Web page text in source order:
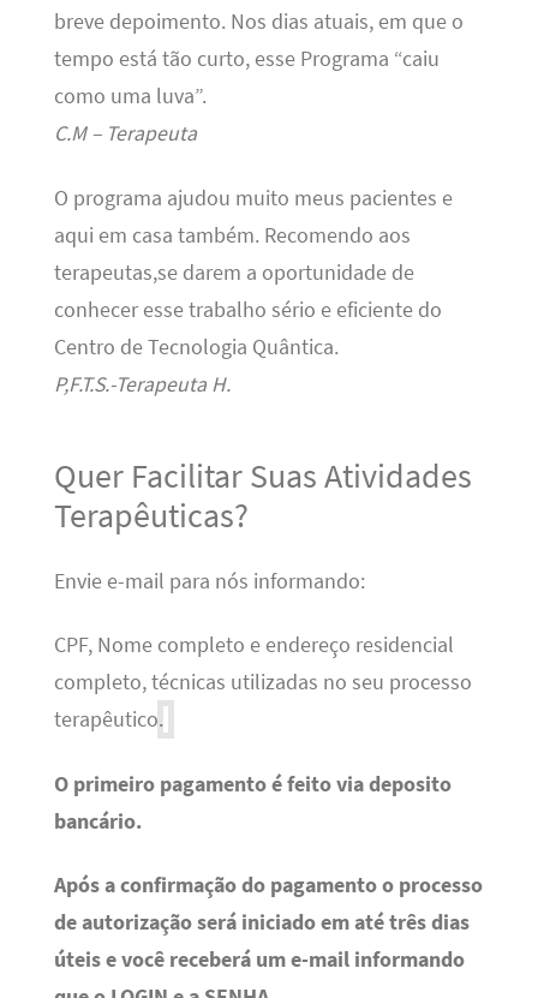
breve depoimento. Nos dias atuais, em que o
tempo está tão curto, esse Programa “caiu
como uma luva”.
C.M – Terapeuta
O programa ajudou muito meus pacientes e
aqui em casa também. Recomendo aos
terapeutas,se darem a oportunidade de
conhecer esse trabalho sério e eficiente do
Centro de Tecnologia Quântica.
P,F.T.S.-Terapeuta H.
Quer Facilitar Suas Atividades
Terapêuticas?
Envie e-mail para nós informando:
CPF, Nome completo e endereço residencial
completo, técnicas utilizadas no seu processo
terapêutico.
O primeiro pagamento é feito via deposito
bancário.
Após a confirmação do pagamento o processo
de autorização será iniciado em até três dias
úteis e você receberá um e-mail informando